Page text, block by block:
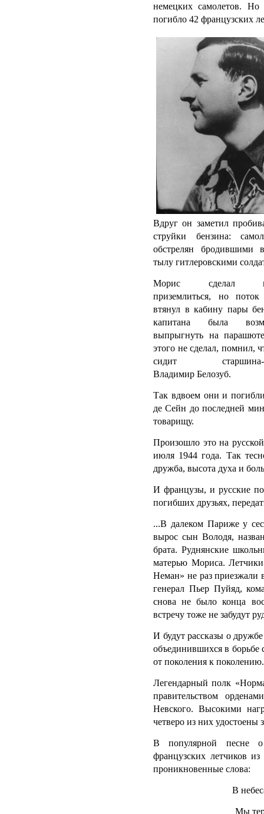
немецких самолетов.
погибло 42 французских
Вдруг он заметил
струйки бензина:
обстрелян бродившими
тылу гитлеровскими
Морис сделал
приземлиться, но поток
втянул в кабину пары
капитана была
выпрыгнуть на
этого не сделал, помнил,
сидит старшина-
Владимир Белозуб.
Так вдвоем они и
де Сейн до последней
товарищу.
Произошло это на
июля 1944 года. Так
дружба, высота духа и
И французы, и русские
погибших друзьях,
...В далеком Париже у
вырос сын Володя,
брата. Руднянские
матерью Мориса.
Неман» не раз
генерал Пьер Пуйяд,
снова не было конца
встречу тоже не забудут
И будут рассказы о
объединившихся в борьбе
от поколения к поколению.
Легендарный полк
правительством
Невского. Высокими
четверо из них удостоены
В популярной песне о
французских летчиков
проникновенные слова:
В
Мы